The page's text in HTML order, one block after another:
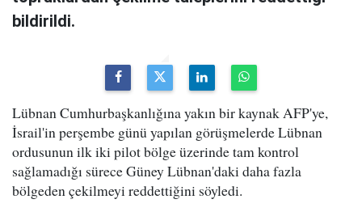
bildirildi.
Lübnan Cumhurbaşkanlığına yakın bir kaynak AFP'ye,
İsrail'in perşembe günü yapılan görüşmelerde Lübnan
ordusunun ilk iki pilot bölge üzerinde tam kontrol
sağlamadığı sürece Güney Lübnan'daki daha fazla
bölgeden çekilmeyi reddettiğini söyledi.